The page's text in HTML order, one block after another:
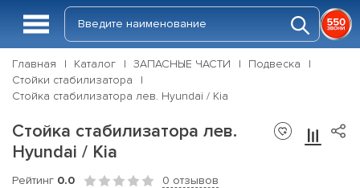
Главная Каталог ЗАПАСНЫЕ ЧАСТИ
Подвеска
Стойки стабилизатора
Стойка стабилизатора лев. Hyundai / Kia
Стойка стабилизатора лев.
Hyundai / Kia
Рейтинг 0.0 0 отзывов